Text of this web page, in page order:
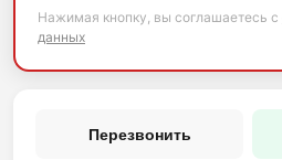
Нажимая кнопку, вы соглашаетесь с
данных
Перезвонить